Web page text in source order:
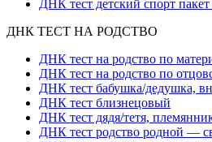
ДНК тест детский спорт
ДНК ТЕСТ НА РОДСТВО
ДНК тест на родство по
ДНК тест на родство по
ДНК тест бабушка/дедушка,
ДНК тест близнецовый
ДНК тест дядя/тетя,
ДНК тест родство родной —